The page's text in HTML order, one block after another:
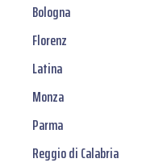
Bologna
Florenz
Latina
Monza
Parma
Reggio di Calabria